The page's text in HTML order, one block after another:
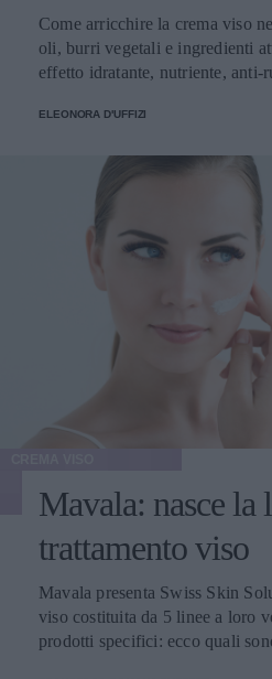
Come arricchire la crema viso
oli, burri vegetali e ingredienti
effetto idratante, nutriente, anti-
ELEONORA D'UFFIZI
Mavala: nasce la
trattamento viso
Mavala presenta Swiss Skin
viso costituita da 5 linee a loro
prodotti specifici: ecco quali